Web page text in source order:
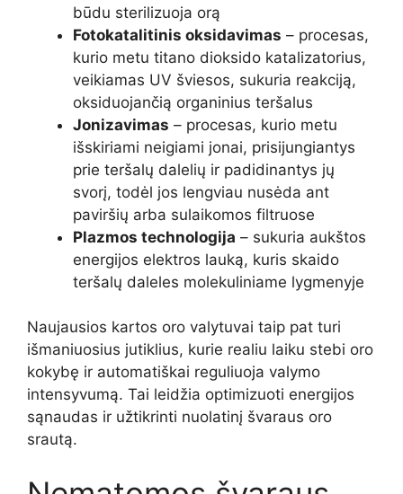
būdu sterilizuoja orą
Fotokatalitinis oksidavimas – procesas,
kurio metu titano dioksido katalizatorius,
veikiamas UV šviesos, sukuria reakciją,
oksiduojančią organinius teršalus
Jonizavimas – procesas, kurio metu
išskiriami neigiami jonai, prisijungiantys
prie teršalų dalelių ir padidinantys jų
svorį, todėl jos lengviau nusėda ant
paviršių arba sulaikomos filtruose
Plazmos technologija – sukuria aukštos
energijos elektros lauką, kuris skaido
teršalų daleles molekuliniame lygmenyje
Naujausios kartos oro valytuvai taip pat turi
išmaniuosius jutiklius, kurie realiu laiku stebi oro
kokybę ir automatiškai reguliuoja valymo
intensyvumą. Tai leidžia optimizuoti energijos
sąnaudas ir užtikrinti nuolatinį švaraus oro
srautą.